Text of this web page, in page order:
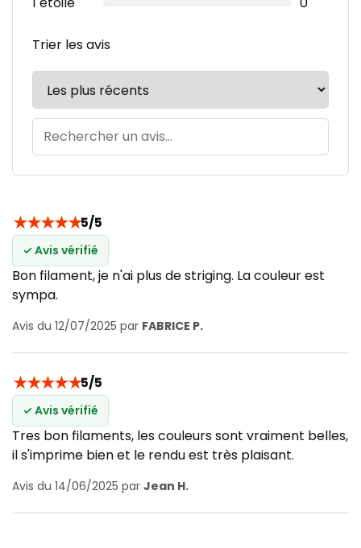
Trier les avis
★★★★★5/5
✓ Avis vérifié
Bon filament, je n'ai plus de striging. La couleur est
sympa.
Avis du 12/07/2025 par FABRICE P.
★★★★★5/5
✓ Avis vérifié
Tres bon filaments, les couleurs sont vraiment belles,
il s'imprime bien et le rendu est très plaisant.
Avis du 14/06/2025 par Jean H.